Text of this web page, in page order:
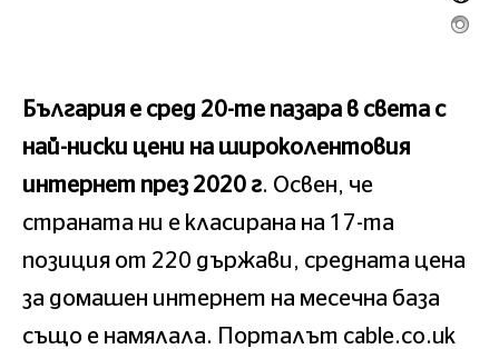
България е сред 20-те пазара в света с
най-ниски цени на широколентовия
интернет през 2020 г. Освен, че
страната ни е класирана на 17-та
позиция от 220 държави, средната цена
за домашен интернет на месечна база
също е намялала. Порталът cable.co.uk